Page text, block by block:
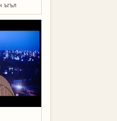
ъгъл